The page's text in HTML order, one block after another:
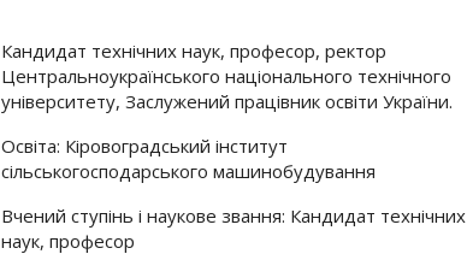
Кандидат технічних наук, професор, ректор
Центральноукраїнського національного технічного
університету, Заслужений працівник освіти України.
Освіта: Кіровоградський інститут
сільськогосподарського машинобудування
Вчений ступінь і наукове звання: Кандидат технічних
наук, професор